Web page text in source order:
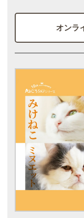
オンラ